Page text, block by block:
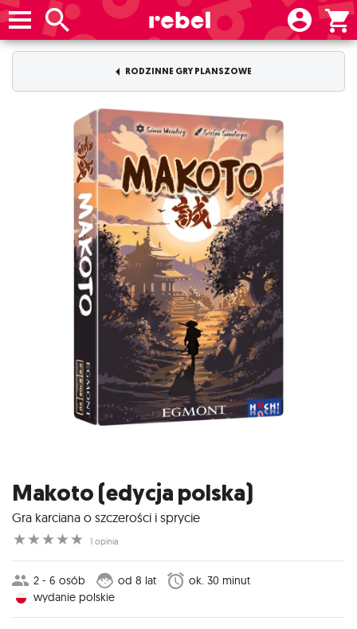
RODZINNE GRY PLANSZOWE
Makoto (edycja polska)
Gra karciana o szczerości i sprycie
☆
☆
☆
☆
☆ 1 opinia
2 - 6 osób od 8 lat
ok. 30 minut
wydanie polskie